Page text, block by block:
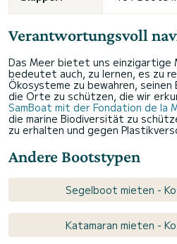
Verantwortungsvoll
Das Meer bietet uns einzigartige
bedeutet auch, zu lernen, es zu
Ökosysteme zu bewahren, seinen
die Orte zu schützen, die wir
SamBoat mit der Fondation de la
die marine Biodiversität zu
zu erhalten und gegen
Andere Bootstypen
Segelboot mieten -
Katamaran mieten -